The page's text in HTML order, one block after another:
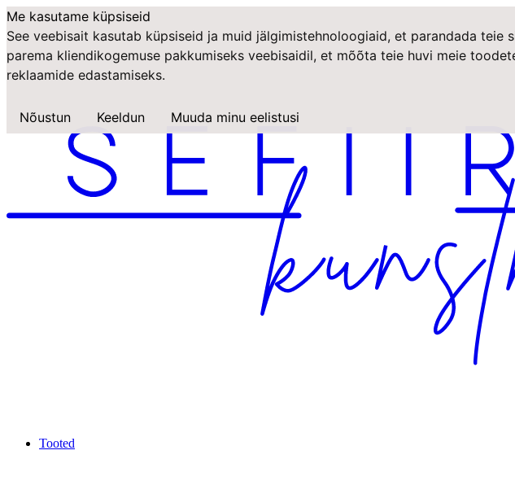
Me kasutame küpsiseid
See veebisait kasutab küpsiseid ja muid jälgimistehnoloogiaid, et parandada teie
parema kliendikogemuse pakkumiseks veebisaidil, et mõõta teie huvi meie
reklaamide edastamiseks.
Nõustun Keeldun Muuda minu eelistusi
Tooted